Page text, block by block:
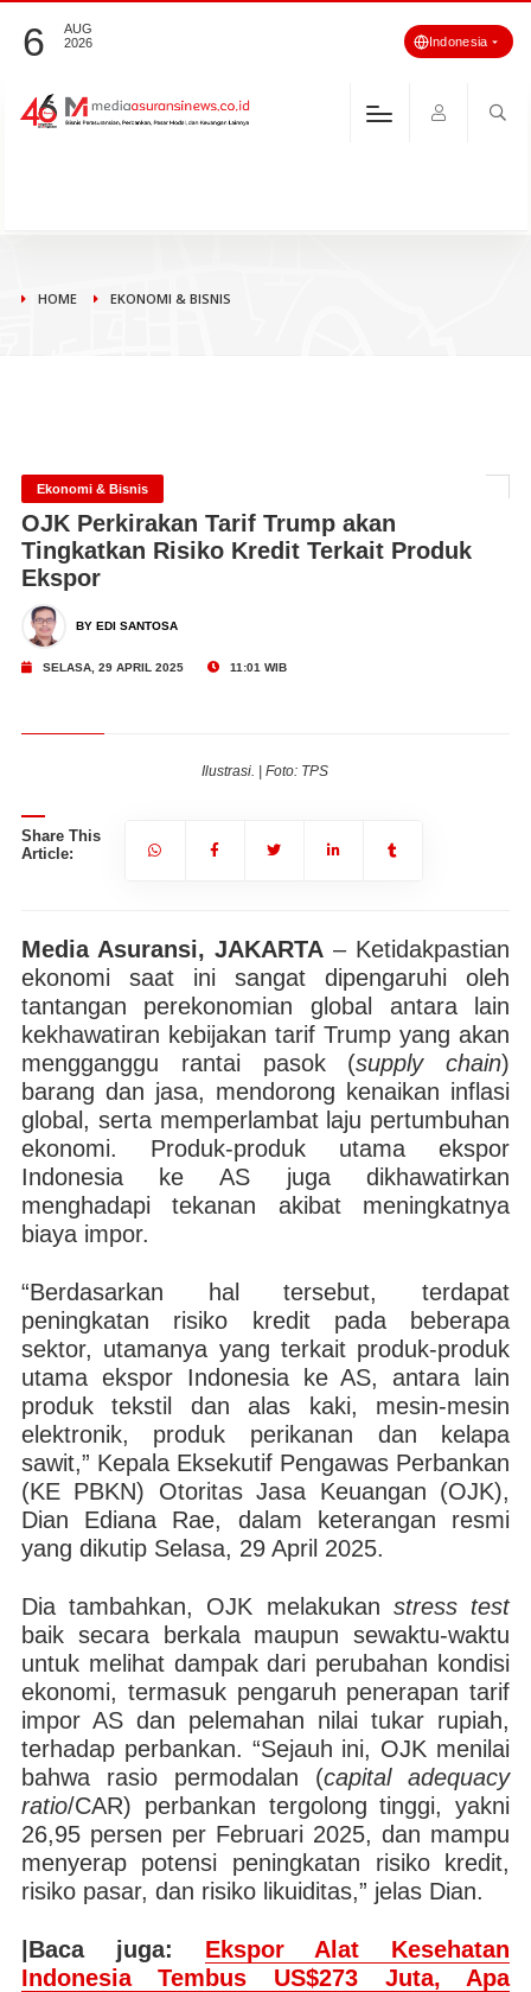
6
AUG
2026
Indonesia
HOME EKONOMI & BISNIS
Ekonomi & Bisnis
OJK Perkirakan Tarif Trump akan
Tingkatkan Risiko Kredit Terkait Produk
Ekspor
BY EDI SANTOSA
SELASA, 29 APRIL 2025 11:01 WIB
Ilustrasi. | Foto: TPS
Share This
Article:
Media Asuransi, JAKARTA – Ketidakpastian
ekonomi saat ini sangat dipengaruhi oleh
tantangan perekonomian global antara lain
kekhawatiran kebijakan tarif Trump yang akan
mengganggu rantai pasok (supply chain)
barang dan jasa, mendorong kenaikan inflasi
global, serta memperlambat laju pertumbuhan
ekonomi. Produk-produk utama ekspor
Indonesia ke AS juga dikhawatirkan
menghadapi tekanan akibat meningkatnya
biaya impor.
“Berdasarkan hal tersebut, terdapat
peningkatan risiko kredit pada beberapa
sektor, utamanya yang terkait produk-produk
utama ekspor Indonesia ke AS, antara lain
produk tekstil dan alas kaki, mesin-mesin
elektronik, produk perikanan dan kelapa
sawit,” Kepala Eksekutif Pengawas Perbankan
(KE PBKN) Otoritas Jasa Keuangan (OJK),
Dian Ediana Rae, dalam keterangan resmi
yang dikutip Selasa, 29 April 2025.
Dia tambahkan, OJK melakukan stress test
baik secara berkala maupun sewaktu-waktu
untuk melihat dampak dari perubahan kondisi
ekonomi, termasuk pengaruh penerapan tarif
impor AS dan pelemahan nilai tukar rupiah,
terhadap perbankan. “Sejauh ini, OJK menilai
bahwa rasio permodalan (capital adequacy
ratio/CAR) perbankan tergolong tinggi, yakni
26,95 persen per Februari 2025, dan mampu
menyerap potensi peningkatan risiko kredit,
risiko pasar, dan risiko likuiditas,” jelas Dian.
|Baca juga: Ekspor Alat Kesehatan
Indonesia Tembus US$273 Juta, Apa